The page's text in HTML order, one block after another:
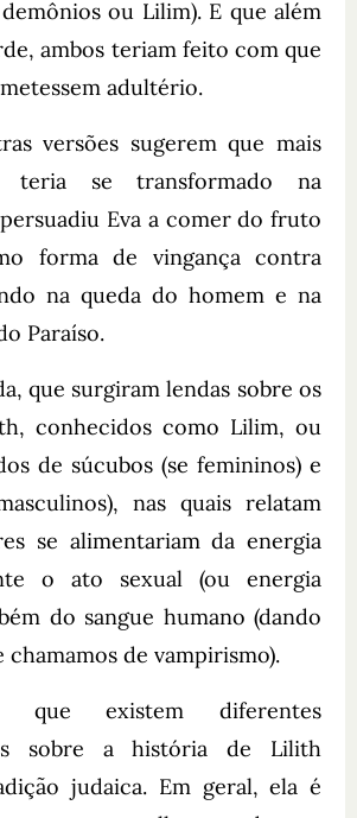
ou Lilim). E que além
ambos teriam feito com que
adultério.
versões sugerem que mais
teria se transformado na
Eva a comer do fruto
forma de vingança contra
na queda do homem e na
Paraíso.
que surgiram lendas sobre os
conhecidos como Lilim, ou
de súcubos (se femininos) e
nas quais relatam
se alimentariam da energia
o ato sexual (ou energia
do sangue humano (dando
chamamos de vampirismo).
existem diferentes
sobre a história de Lilith
judaica. Em geral, ela é